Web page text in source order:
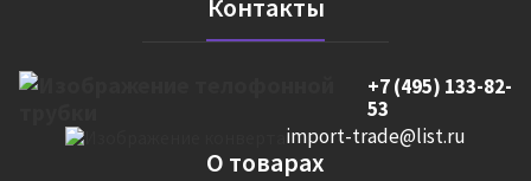
Контакты
+7 (495) 133-82-
53
import-trade@list.ru
О товарах